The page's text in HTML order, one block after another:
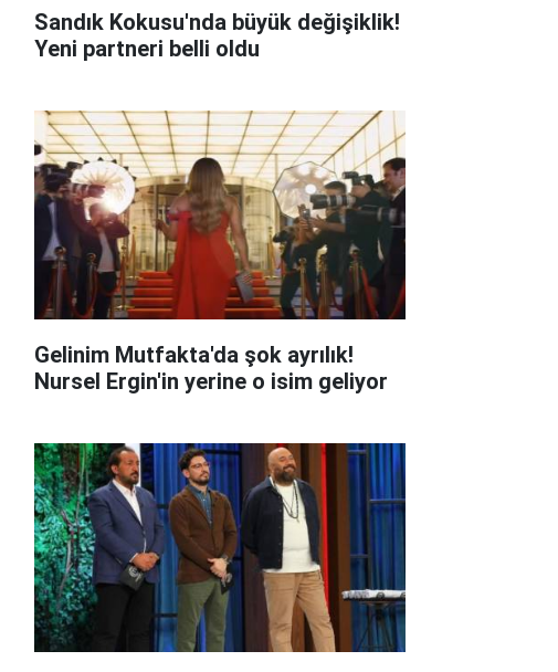
Sandık Kokusu'nda büyük değişiklik!
Yeni partneri belli oldu
Gelinim Mutfakta'da şok ayrılık!
Nursel Ergin'in yerine o isim geliyor